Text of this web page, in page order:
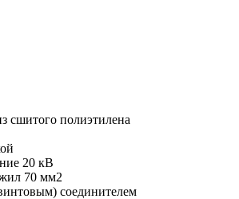
сшитого полиэтилена
20 кВ
70 мм2
соединителем